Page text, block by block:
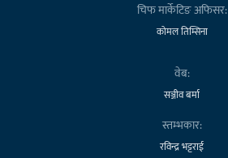
चिफ मार्केटिङ अफिसर:
कोमल तिम्सिना
वेब:
सञ्जीव बर्मा
स्तम्भकार:
रविन्द्र भट्टराई